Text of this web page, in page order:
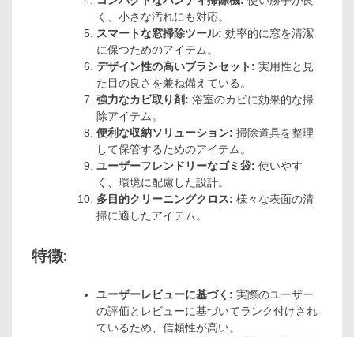
く、小さな汚れにも対応。
スマートな窓掃除ツール: 効率的に窓を清潔
に保つためのアイテム。
デザイン性の高いブラシセット: 実用性と見
た目の良さを兼ね備えている。
強力なカビ取り剤: 浴室のカビに効果的な掃
除アイテム。
便利な収納ソリューション: 掃除道具を整理
して保管するためのアイテム。
ユーザーフレンドリーなゴミ袋: 使いやす
く、環境に配慮した設計。
多目的クリーニングクロス: 様々な表面の清
掃に適したアイテム。
特徴:
ユーザーレビューに基づく: 実際のユーザー
の評価とレビューに基づいてランク付けされ
ているため、信頼性が高い。